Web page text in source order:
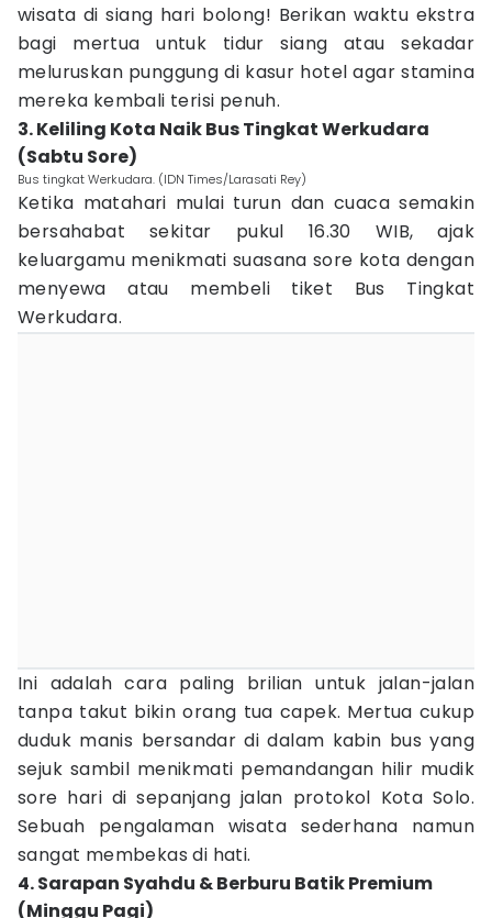
wisata di siang hari bolong! Berikan waktu ekstra
bagi mertua untuk tidur siang atau sekadar
meluruskan punggung di kasur hotel agar stamina
mereka kembali terisi penuh.
3. Keliling Kota Naik Bus Tingkat Werkudara
(Sabtu Sore)
Bus tingkat Werkudara. (IDN Times/Larasati Rey)
Ketika matahari mulai turun dan cuaca semakin
bersahabat sekitar pukul 16.30 WIB, ajak
keluargamu menikmati suasana sore kota dengan
menyewa atau membeli tiket Bus Tingkat
Werkudara.
Ini adalah cara paling brilian untuk jalan-jalan
tanpa takut bikin orang tua capek. Mertua cukup
duduk manis bersandar di dalam kabin bus yang
sejuk sambil menikmati pemandangan hilir mudik
sore hari di sepanjang jalan protokol Kota Solo.
Sebuah pengalaman wisata sederhana namun
sangat membekas di hati.
4. Sarapan Syahdu & Berburu Batik Premium
(Minggu Pagi)